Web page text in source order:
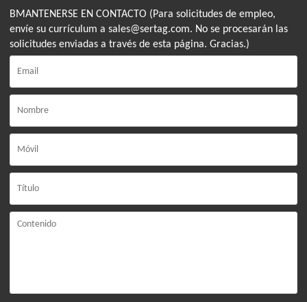
BMANTENERSE EN CONTACTO (Para solicitudes de empleo,
envíe su currículum a sales@sertag.com. No se procesarán las
solicitudes enviadas a través de esta página. Gracias.)